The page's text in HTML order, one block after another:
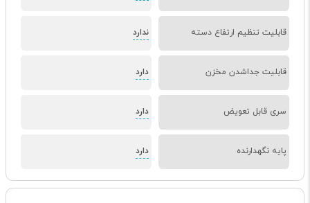
قابلیت تنظیم ارتفاع دسته ندارد
قابلیت جداشدن مخزن دارد
سری قابل تعویض دارد
پایه نگهدارنده دارد